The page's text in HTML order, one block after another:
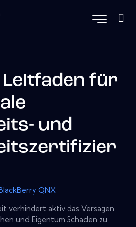
Leitfaden für
und
QNX
verhindert aktiv das Versagen
und Eigentum Schaden zu